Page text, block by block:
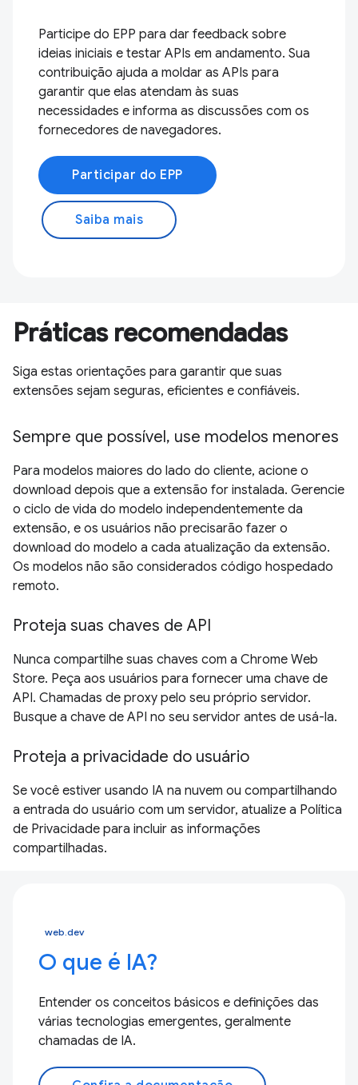
Participe do EPP para dar feedback sobre
ideias iniciais e testar APIs em andamento. Sua
contribuição ajuda a moldar as APIs para
garantir que elas atendam às suas
necessidades e informa as discussões com os
fornecedores de navegadores.
Participar do EPP
Saiba mais
Práticas recomendadas
Siga estas orientações para garantir que suas
extensões sejam seguras, eficientes e confiáveis.
Sempre que possível, use modelos menores
Para modelos maiores do lado do cliente, acione o
download depois que a extensão for instalada. Gerencie
o ciclo de vida do modelo independentemente da
extensão, e os usuários não precisarão fazer o
download do modelo a cada atualização da extensão.
Os modelos não são considerados código hospedado
remoto.
Proteja suas chaves de API
Nunca compartilhe suas chaves com a Chrome Web
Store. Peça aos usuários para fornecer uma chave de
API. Chamadas de proxy pelo seu próprio servidor.
Busque a chave de API no seu servidor antes de usá-la.
Proteja a privacidade do usuário
Se você estiver usando IA na nuvem ou compartilhando
a entrada do usuário com um servidor, atualize a Política
de Privacidade para incluir as informações
compartilhadas.
web.dev
O que é IA?
Entender os conceitos básicos e definições das
várias tecnologias emergentes, geralmente
chamadas de IA.